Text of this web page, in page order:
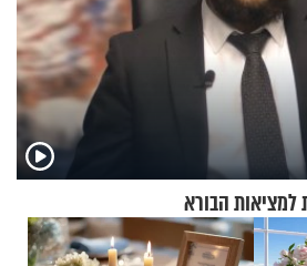
למציאות הבורא